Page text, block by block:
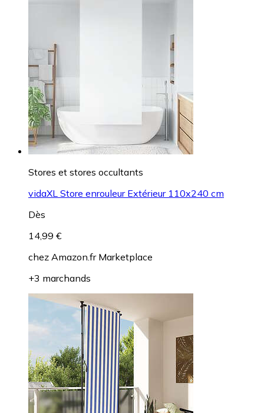
Stores et stores occultants
vidaXL Store enrouleur Extérieur 110x240 cm
Dès
14,99 €
chez Amazon.fr Marketplace
+3 marchands